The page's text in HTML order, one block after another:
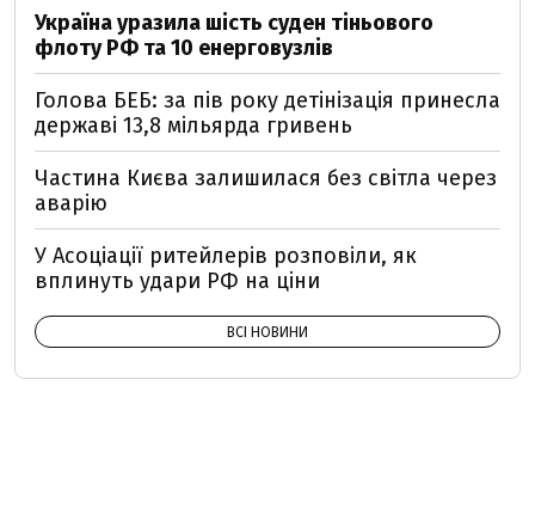
Україна уразила шість суден тіньового
флоту РФ та 10 енерговузлів
Голова БЕБ: за пів року детінізація принесла
державі 13,8 мільярда гривень
Частина Києва залишилася без світла через
аварію
У Асоціації ритейлерів розповіли, як
вплинуть удари РФ на ціни
ВСІ НОВИНИ